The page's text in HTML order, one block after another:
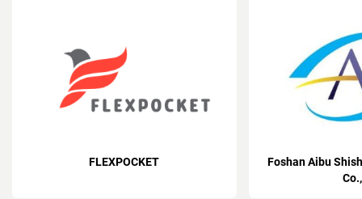
FLEXPOCKET
Foshan Aibu